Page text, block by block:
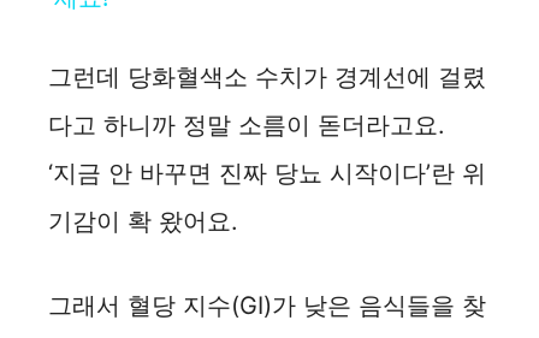
y
V
d
그런데 당화혈색소 수치가 경계선에 걸렸
다고 하니까 정말 소름이 돋더라고요.
‘지금 안 바꾸면 진짜 당뇨 시작이다’란 위
기감이 확 왔어요.
그래서 혈당 지수(GI)가 낮은 음식들을 찾